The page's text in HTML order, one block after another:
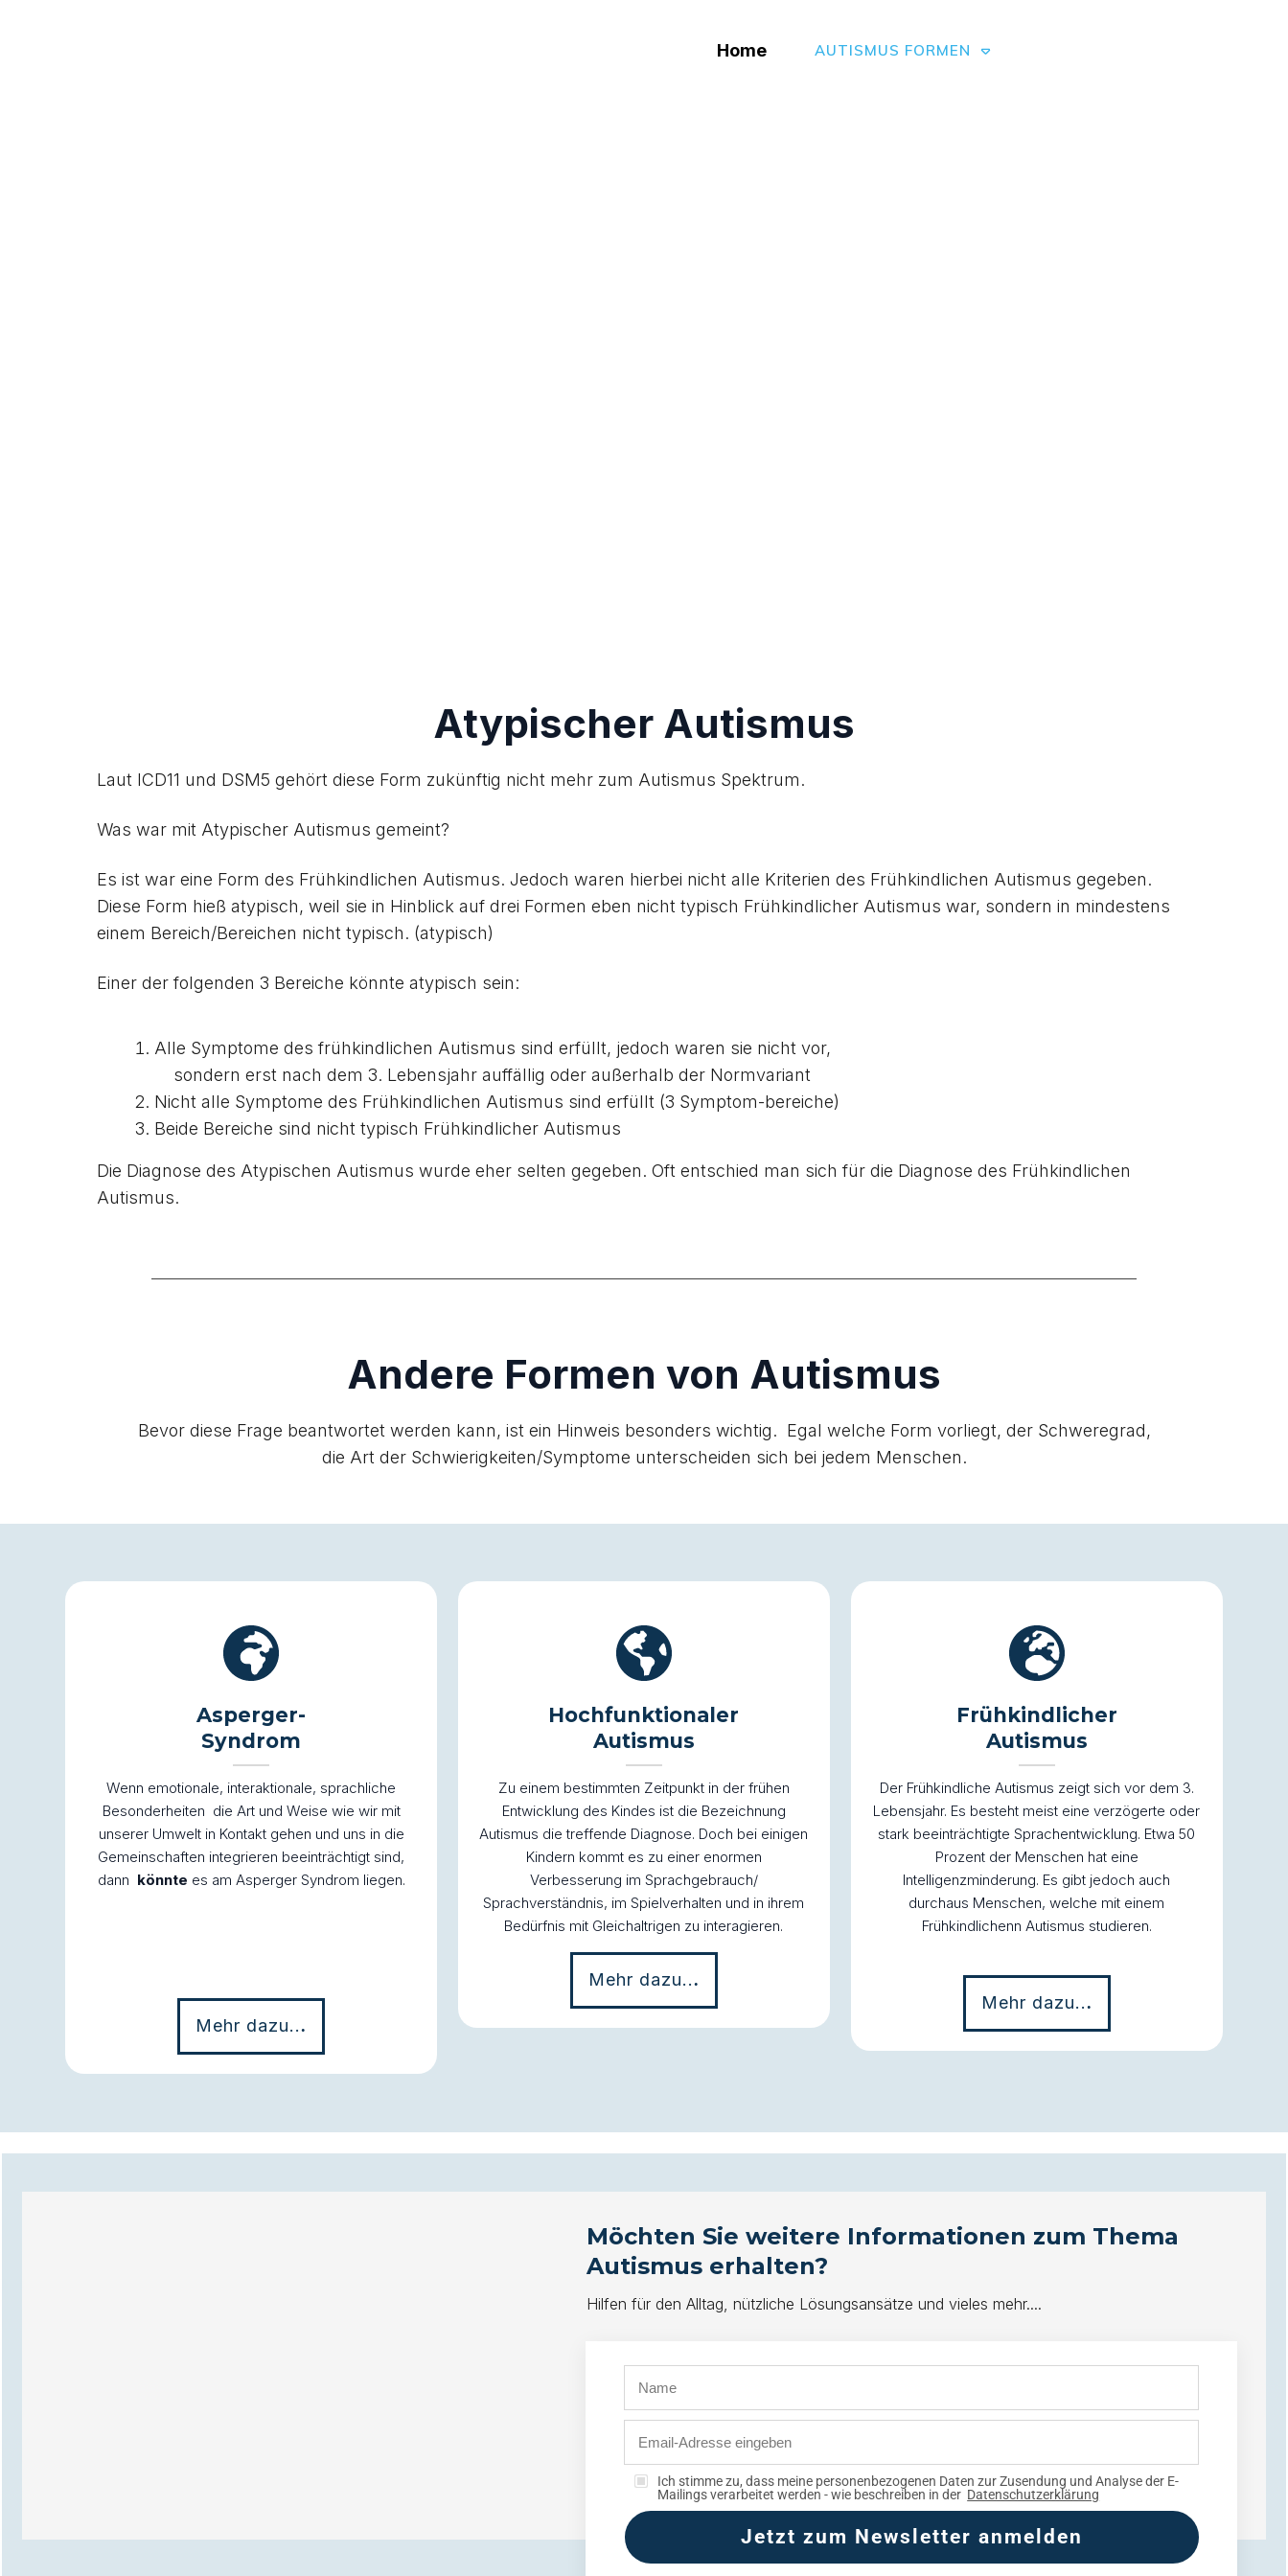
Home AUTISMUS FORMEN
Atypischer Autismus
Laut ICD11 und DSM5 gehört diese Form zukünftig nicht mehr zum Autismus Spektrum.
Was war mit Atypischer Autismus gemeint?
Es ist war eine Form des Frühkindlichen Autismus. Jedoch waren hierbei nicht alle Kriterien des Frühkindlichen Autismus gegeben.
Diese Form hieß atypisch, weil sie in Hinblick auf drei Formen eben nicht typisch Frühkindlicher Autismus war, sondern in mindestens
einem Bereich/Bereichen nicht typisch. (atypisch)
Einer der folgenden 3 Bereiche könnte atypisch sein:
Alle Symptome des frühkindlichen Autismus sind erfüllt, jedoch waren sie nicht vor,
sondern erst nach dem 3. Lebensjahr auffällig oder außerhalb der Normvariant
Nicht alle Symptome des Frühkindlichen Autismus sind erfüllt (3 Symptom-bereiche)
Beide Bereiche sind nicht typisch Frühkindlicher Autismus
Die Diagnose des Atypischen Autismus wurde eher selten gegeben. Oft entschied man sich für die Diagnose des Frühkindlichen
Autismus.
Andere Formen von Autismus
Bevor diese Frage beantwortet werden kann, ist ein Hinweis besonders wichtig. Egal welche Form vorliegt, der Schweregrad,
die Art der Schwierigkeiten/Symptome unterscheiden sich bei jedem Menschen.
Asperger-
Syndrom
Wenn emotionale, interaktionale, sprachliche
Besonderheiten die Art und Weise wie wir mit
unserer Umwelt in Kontakt gehen und uns in die
Gemeinschaften integrieren beeinträchtigt sind,
dann könnte es am Asperger Syndrom liegen.
Mehr dazu...
Hochfunktionaler
Autismus
Zu einem bestimmten Zeitpunkt in der frühen
Entwicklung des Kindes ist die Bezeichnung
Autismus die treffende Diagnose. Doch bei einigen
Kindern kommt es zu einer enormen
Verbesserung im Sprachgebrauch/
Sprachverständnis, im Spielverhalten und in ihrem
Bedürfnis mit Gleichaltrigen zu interagieren.
Mehr dazu...
Frühkindlicher
Autismus
Der Frühkindliche Autismus zeigt sich vor dem 3.
Lebensjahr. Es besteht meist eine verzögerte oder
stark beeinträchtigte Sprachentwicklung. Etwa 50
Prozent der Menschen hat eine
Intelligenzminderung. Es gibt jedoch auch
durchaus Menschen, welche mit einem
Frühkindlichenn Autismus studieren.
Mehr dazu...
Möchten Sie weitere Informationen zum Thema
Autismus erhalten?
Hilfen für den Alltag, nützliche Lösungsansätze und vieles mehr....
Ich stimme zu, dass meine personenbezogenen Daten zur Zusendung und Analyse der E-
Mailings verarbeitet werden - wie beschreiben in der Datenschutzerklärung
Jetzt zum Newsletter anmelden